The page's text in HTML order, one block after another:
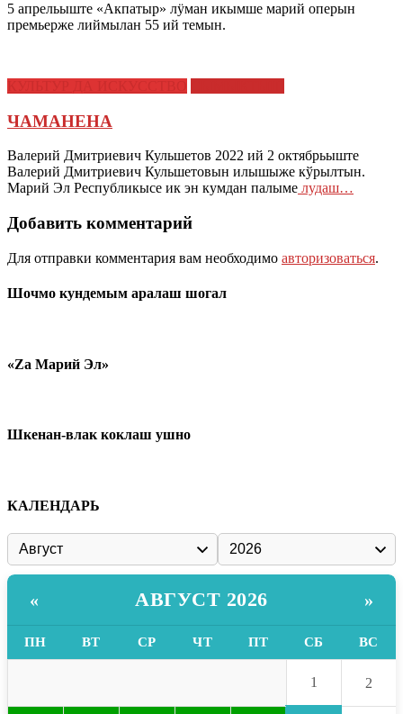
5 апрельыште «Акпатыр» лӱман икымше марий оперын
премьерже лиймылан 55 ий темын.
ЧАМАНЕНА
Валерий Дмитриевич Кульшетов 2022 ий 2 октябрьыште
Валерий Дмитриевич Кульшетовын илышыже кўрылтын.
Марий Эл Республикысе ик эн кумдан палыме лудаш…
Добавить комментарий
Для отправки комментария вам необходимо авторизоваться.
Шочмо кундемым аралаш шогал
«Zа Марий Эл»
Шкенан-влак коклаш ушно
КАЛЕНДАРЬ
« АВГУСТ 2026 »
ПН ВТ СР ЧТ ПТ СБ ВС
1 2